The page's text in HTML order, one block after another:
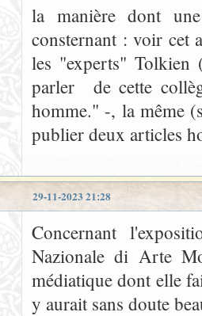
la manière dont
consternant : voir cet
les "experts" Tolkien
parler de cette
homme." -, la même
publier deux articles
29-11-2023 21:28
Concernant
Nazionale di Arte
médiatique dont elle
y aurait sans doute